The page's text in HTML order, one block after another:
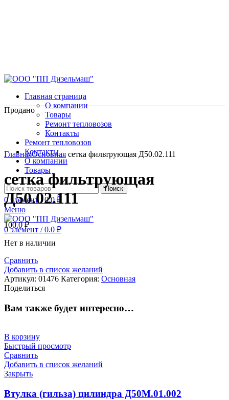
Главная страница
О компании
Товары
Ремонт тепловозов
Контакты
Ремонт тепловозов
Контакты
О компании
Товары
Поиск
0элемент / 0.0₽
Меню
0элемент / 0.0 ₽
Продано
Нажмите, чтобы увеличить
ГлавнаяОсновная сетка фильтрующая Д50.02.111
сетка фильтрующая
Д50.02.111
100.0₽
Нет в наличии
Сравнить
Добавить в список желаний
Артикул: 01476 Категория: Основная
Поделиться
Вам также будет интересно…
В корзину
Быстрый просмотр
Сравнить
Добавить в список желаний
Закрыть
Втулка (гильза) цилиндра Д50М.01.002